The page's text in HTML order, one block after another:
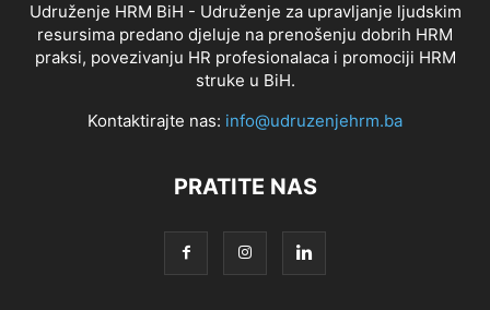
Udruženje HRM BiH - Udruženje za upravljanje ljudskim
resursima predano djeluje na prenošenju dobrih HRM
praksi, povezivanju HR profesionalaca i promociji HRM
struke u BiH.
Kontaktirajte nas: info@udruzenjehrm.ba
PRATITE NAS